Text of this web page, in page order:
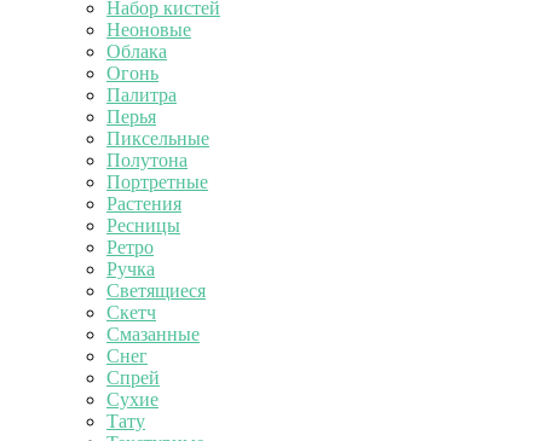
Набор кистей
Неоновые
Облака
Огонь
Палитра
Перья
Пиксельные
Полутона
Портретные
Растения
Ресницы
Ретро
Ручка
Светящиеся
Скетч
Смазанные
Снег
Спрей
Сухие
Тату